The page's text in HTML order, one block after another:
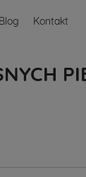
Blog Kontakt